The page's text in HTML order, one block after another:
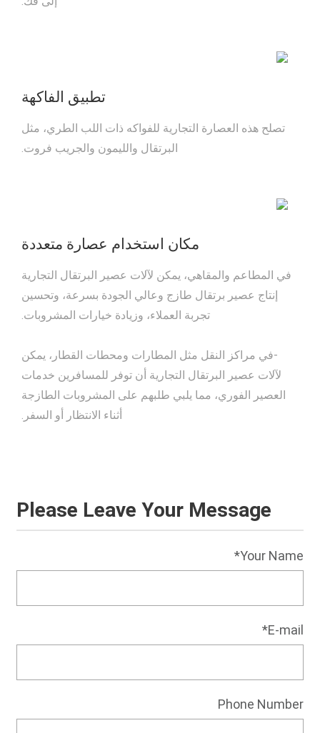
تطبيق الفاكهة
تصلح هذه العصارة التجارية للفواكه ذات اللب الطري، مثل
البرتقال والليمون والجريب فروت.
مكان استخدام عصارة متعددة
في المطاعم والمقاهي، يمكن لآلات عصير البرتقال التجارية
إنتاج عصير برتقال طازج وعالي الجودة بسرعة، وتحسين
تجربة العملاء، وزيادة خيارات المشروبات.
-في مراكز النقل مثل المطارات ومحطات القطار، يمكن
لآلات عصير البرتقال التجارية أن توفر للمسافرين خدمات
العصير الفوري، مما يلبي طلبهم على المشروبات الطازجة
أثناء الانتظار أو السفر.
Please Leave Your Message
Your Name*
E-mail*
Phone Number